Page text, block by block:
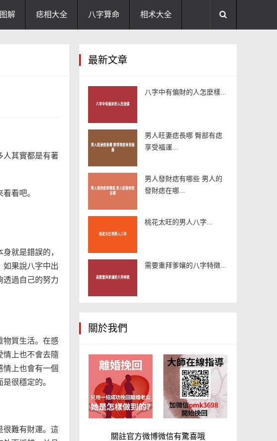
解 痣相大全 八字算命 相术大全
人其實都是有著
看吧。
就是錯誤的，
如果說八字中出
透過自己的努力
物質生活。在感
情上也不會去隨
情上也會有一個
很穩定的。
很難有財運。這
最新文章
八字中有偏財的人怎麼樣...
男人旺妻痣長哪 臀部有痣
享受福運...
男人發財痣有哪些 男人的
發財痣在哪...
桃花太旺的男人八字...
需要重拜爹孃的八字特徵...
關於我們
關註官方微博微信有驚喜哦